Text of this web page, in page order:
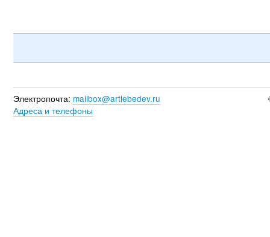
Электропочта: mailbox@artlebedev.ru
Адреса и телефоны